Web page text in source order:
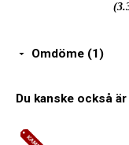
(
Omdöme (1)
Du kanske också